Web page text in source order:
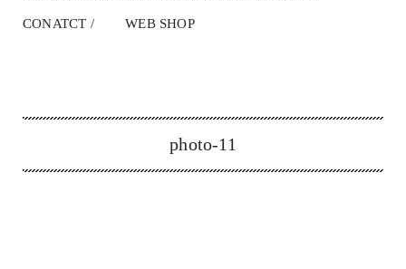
CONATCT WEB SHOP
photo-11